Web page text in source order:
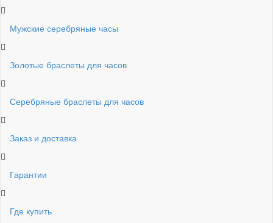
Мужские серебряные часы
Золотые браслеты для часов
Серебряные браслеты для часов
Заказ и доставка
Гарантии
Где купить